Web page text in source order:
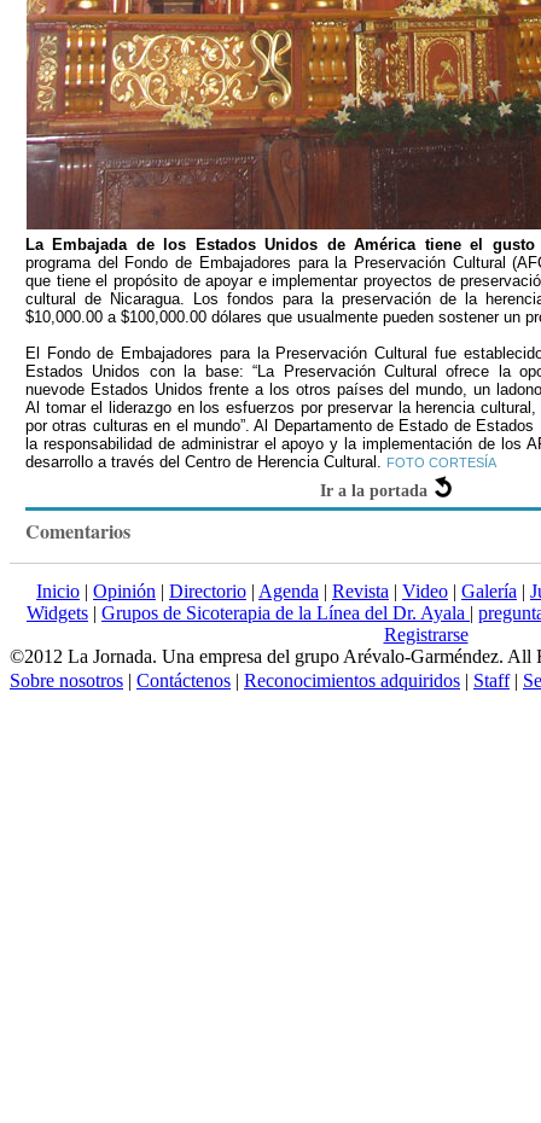
La Embajada de los Estados Unidos de América tiene el gusto
programa del Fondo de Embajadores para la Preservación Cultural
que tiene el propósito de apoyar e implementar proyectos de
cultural de Nicaragua. Los fondos para la preservación de la
$10,000.00 a $100,000.00 dólares que usualmente pueden sostener un
El Fondo de Embajadores para la Preservación Cultural fue
Estados Unidos con la base: “La Preservación Cultural ofrece la
nuevode Estados Unidos frente a los otros países del mundo, un
Al tomar el liderazgo en los esfuerzos por preservar la herencia
por otras culturas en el mundo”. Al Departamento de Estado de
la responsabilidad de administrar el apoyo y la implementación de los
desarrollo a través del Centro de Herencia Cultural. FOTO CORTESÍA
Ir a la portada
Comentarios
Inicio | Opinión | Directorio | Agenda | Revista | Video | Galería |
Widgets | Grupos de Sicoterapia de la Línea del Dr. Ayala |
Registrarse
©2012 La Jornada. Una empresa del grupo Arévalo-Garméndez. All
Sobre nosotros | Contáctenos | Reconocimientos adquiridos | Staff|